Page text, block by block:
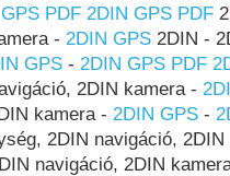
PDF 2DIN GPS PDF
- 2DIN GPS 2DIN -
GPS - 2DIN GPS PDF
2DIN kamera -
kamera - 2DIN GPS -
2DIN navigáció,
navigáció, 2DIN